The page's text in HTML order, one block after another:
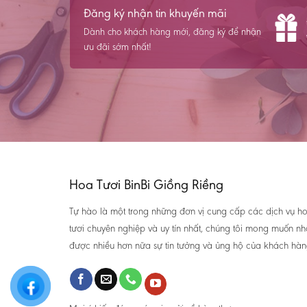
Đăng ký nhận tin khuyến mãi
Dành cho khách hàng mới, đăng ký để nhận
ưu đãi sớm nhất!
Hoa Tươi BinBi Giồng Riềng
Tự hào là một trong những đơn vị cung cấp các dịch vụ
tươi chuyên nghiệp và uy tín nhất, chúng tôi mong muốn
được nhiều hơn nữa sự tin tưởng và ủng hộ của khách